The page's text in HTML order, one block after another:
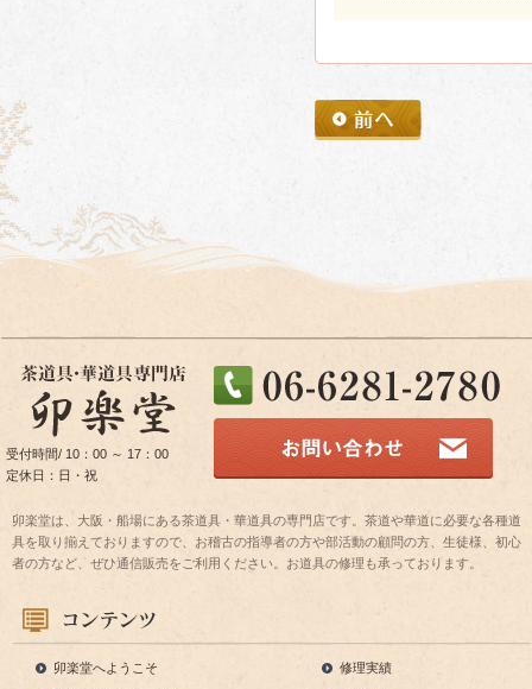
受付時間/ 10：00 ～ 17：00
定休日：日・祝
卯楽堂は、大阪・船場にある茶道具・華道具の専門店です。茶道や華道に必要な各種道
具を取り揃えておりますので、お稽古の指導者の方や部活動の顧問の方、生徒様、初心
者の方など、ぜひ通信販売をご利用ください。お道具の修理も承っております。
卯楽堂へようこそ 修理実績